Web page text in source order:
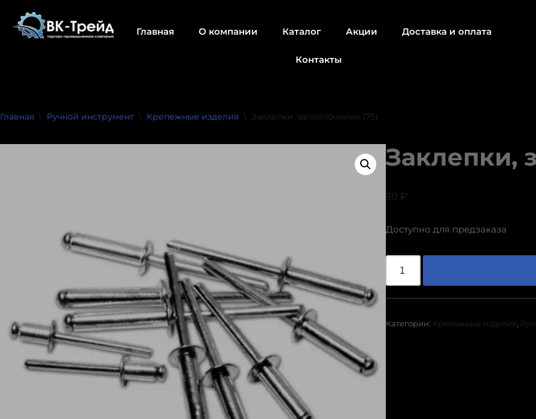
Перейти
Главная О компании Каталог Акции Доставка и оплата
Контакты
Главная \ Ручной инструмент \ Крепежные изделия \ Заклепки, заплепочники (75)
Заклепки,
30 ₽
Доступно для предзаказа
Категории: Крепежные изделия,